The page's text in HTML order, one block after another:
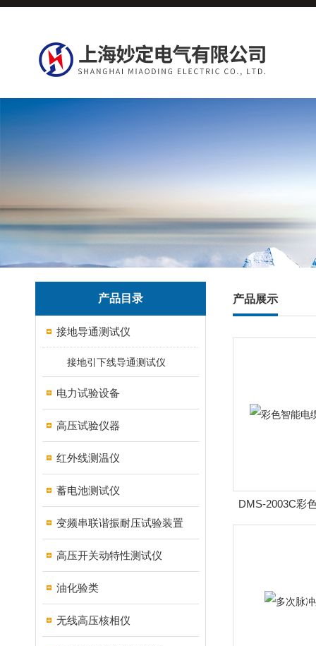
产品目录
接地导通测试仪
接地引下线导通测试仪
电力试验设备
高压试验仪器
红外线测温仪
蓄电池测试仪
变频串联谐振耐压试验装置
高压开关动特性测试仪
油化验类
无线高压核相仪
产品展示
DMS-2003C彩
测